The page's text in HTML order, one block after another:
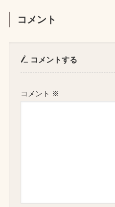
コメント
コメントする
コメント ※